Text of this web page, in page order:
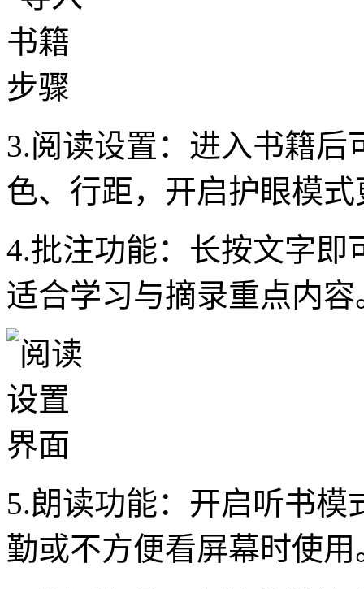
3.阅读设置：进入书籍
色、行距，开启护眼模
4.批注功能：长按文字即
适合学习与摘录重点内容
5.朗读功能：开启听书
勤或不方便看屏幕时使用